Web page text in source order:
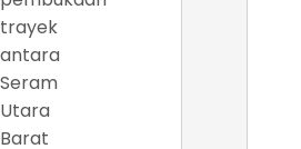
trayek
antara
Seram
Utara
Barat